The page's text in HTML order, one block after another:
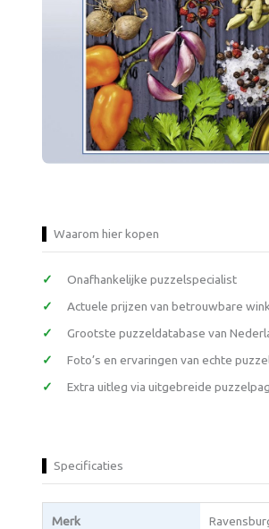
Waarom hier kopen
Onafhankelijke puzzelspecialist
Actuele prijzen van betrouwbare
Grootste puzzeldatabase van
Foto’s en ervaringen van echte
Extra uitleg via uitgebreide
Specificaties
Merk